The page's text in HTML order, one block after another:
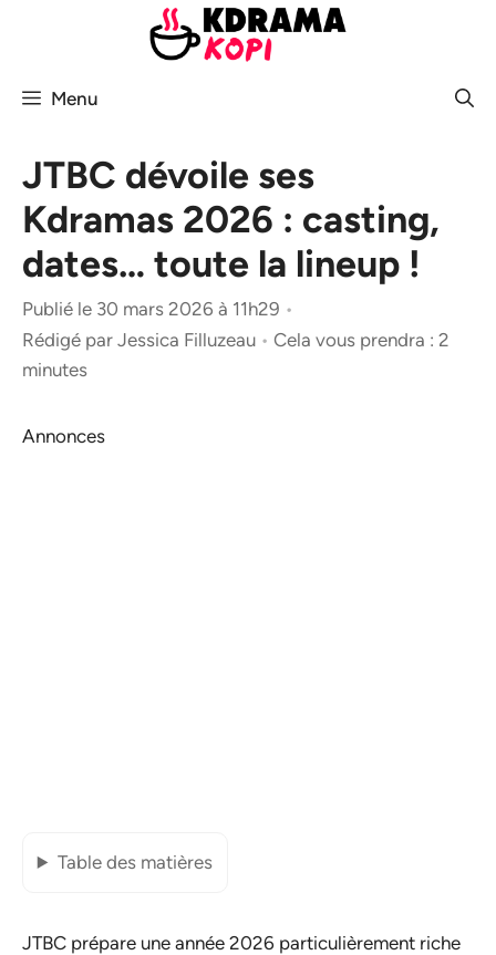
Menu
JTBC dévoile ses
Kdramas 2026 : casting,
dates… toute la lineup !
Publié le 30 mars 2026 à 11h29 •
Rédigé par Jessica Filluzeau • Cela vous prendra : 2
minutes
Annonces
Table des matières
JTBC prépare une année 2026 particulièrement riche